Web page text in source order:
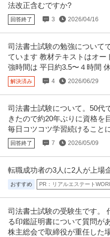
法改正含むですか?
回答終了 3 2026/04/16
司法書士試験の勉強について
ています 教材テキストはオ
強時間は 平日約3.5〜４時間
解決済み 4 2026/06/29
司法書士試験について。50代
きたので約20年ぶりに資格を
毎日コツコツ学習続けること
回答終了 7 2026/05/09
転職成功者の3人に2人が上場
おすすめ PR：リアルエステート
司法書士試験の受験生です。
る印鑑証明書について質問が
株主総会で取締役が重任した